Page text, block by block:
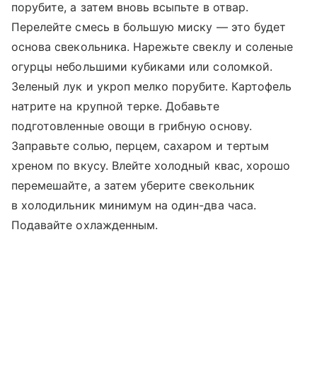
порубите, а затем вновь всыпьте в отвар.
Перелейте смесь в большую миску — это будет
основа свекольника. Нарежьте свеклу и соленые
огурцы небольшими кубиками или соломкой.
Зеленый лук и укроп мелко порубите. Картофель
натрите на крупной терке. Добавьте
подготовленные овощи в грибную основу.
Заправьте солью, перцем, сахаром и тертым
хреном по вкусу. Влейте холодный квас, хорошо
перемешайте, а затем уберите свекольник
в холодильник минимум на один-два часа.
Подавайте охлажденным.